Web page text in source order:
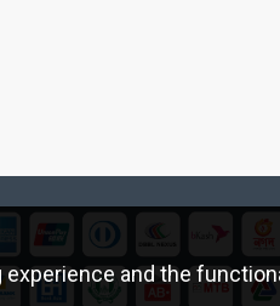
and the